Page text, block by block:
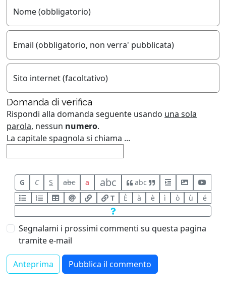
Nome (obbligatorio)
Email (obbligatorio, non verra' pubblicata)
Sito internet (facoltativo)
Domanda di verifica
Rispondi alla domanda seguente usando una sola
parola, nessun numero.
La capitale spagnola si chiama ...
G C S abc a abc
abc
T
È à è ì ò ù é
Segnalami i prossimi commenti su questa pagina
tramite e-mail